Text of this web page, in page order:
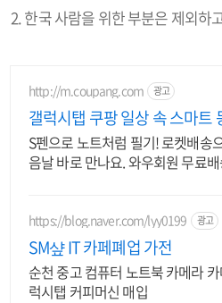
한국 사람을 위한 부분은 제외하
http://m.coupang.com 광고
갤럭시탭 쿠팡 일상 속 스마트
S펜으로 노트처럼 필기! 로켓배송
음날 바로 만나요. 와우회원 무료
https://blog.naver.com/lyy0199 광고
SM샾 IT 카페폐업 가전
순천 중고 컴퓨터 노트북 카메라
럭시탭 커피머신 매입